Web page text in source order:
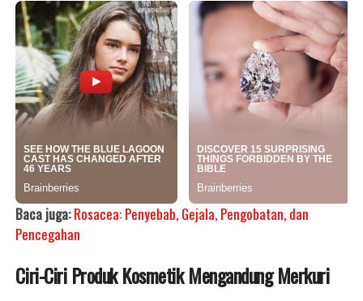
Baca juga:Rosacea: Penyebab, Gejala, Pengobatan, dan
Pencegahan
Ciri-Ciri Produk Kosmetik Mengandung Merkuri